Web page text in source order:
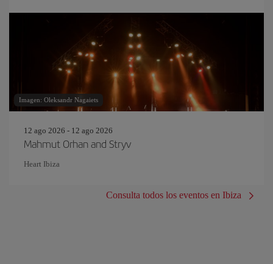
Imagen: Oleksandr Nagaiets
12 ago 2026 - 12 ago 2026
Mahmut Orhan and Stryv
Heart Ibiza
Consulta todos los eventos en Ibiza